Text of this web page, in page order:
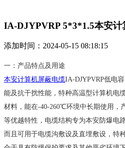
IA-DJYPVRP 5*3*1.5本安计
添加时间：2024-05-15 08:18:15
一：产品特点及用途
本安计算机屏蔽电缆IA-DJYPVRP低电
能及抗干扰性能，特种高温型计算机电
材料，能在-40-260℃环境中长期使用，
等优越特性，电缆结构专为本安防爆电
而且可用于电缆沟敷设及直埋敷设，特